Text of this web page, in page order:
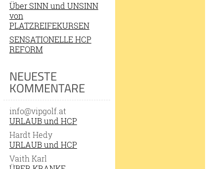
Über SINN und UNSINN
von
PLATZREIFEKURSEN
SENSATIONELLE HCP
REFORM
NEUESTE
KOMMENTARE
info@vipgolf.at
URLAUB und HCP
Hardt Hedy
URLAUB und HCP
Vaith Karl